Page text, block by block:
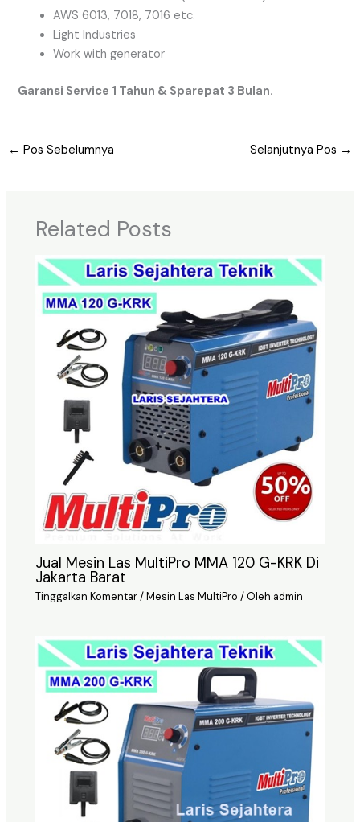
AWS 6013, 7018, 7016 etc.
Light Industries
Work with generator
Garansi Service 1 Tahun & Sparepat 3 Bulan.
← Pos Sebelumnya Selanjutnya Pos →
Related Posts
Jual Mesin Las MultiPro MMA 120 G-KRK Di
Jakarta Barat
Tinggalkan Komentar/Mesin Las MultiPro / Oleh admin